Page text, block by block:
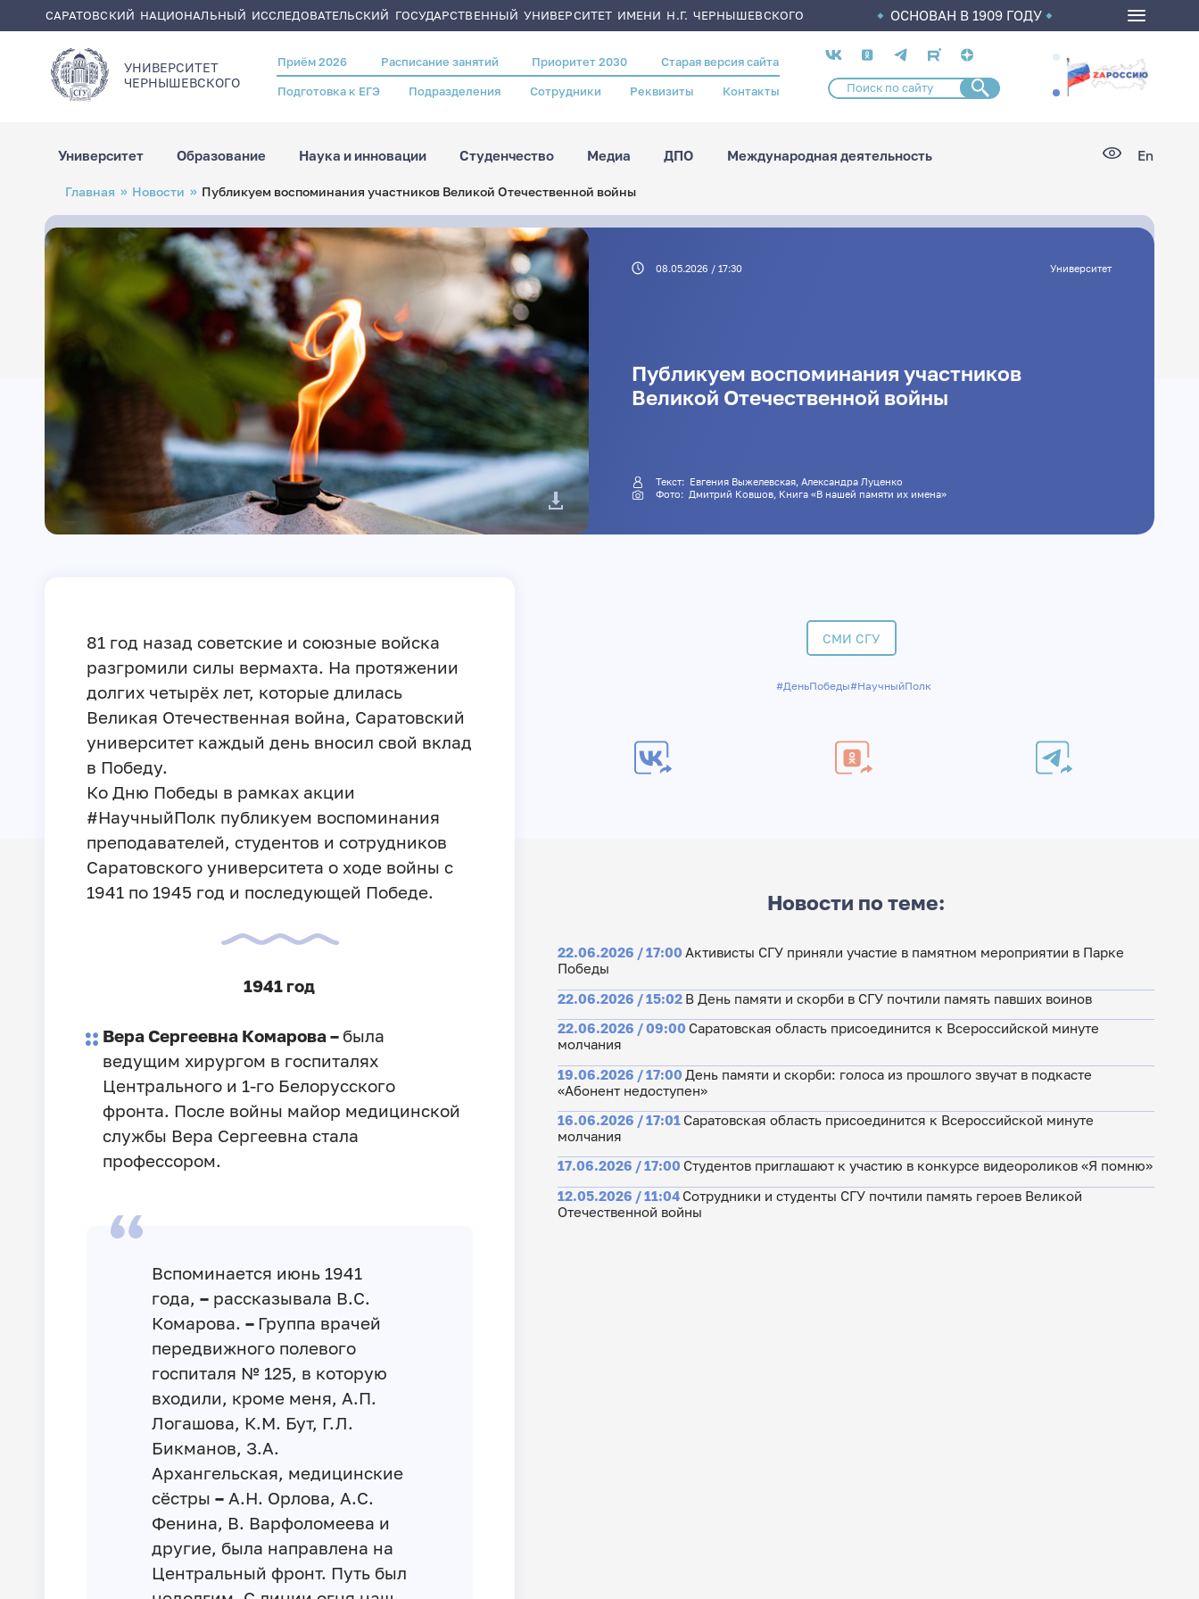
содержанию
САРАТОВСКИЙ НАЦИОНАЛЬНЫЙ ИССЛЕДОВАТЕЛЬСКИЙ ГОСУДАРСТВЕННЫЙ УНИВЕРСИТЕТ ИМЕНИ Н.Г. ЧЕРНЫШЕВСКОГО ОСНОВАН В 1909 ГОДУ
УНИВЕРСИТЕТ
ЧЕРНЫШЕВСКОГO
Header
menu
Приём 2026 Расписание занятий Приоритет 2030 Старая версия сайта
Подготовка к ЕГЭ Подразделения Сотрудники Реквизиты Контакты
Социальные
сети
Университет Образование Наука и инновации Студенчество Медиа ДПО Международная деятельность En
Строка
навигации
Главная Новости Публикуем воспоминания участников Великой Отечественной войны
08.05.2026 / 17:30 Университет
Публикуем воспоминания участников
Великой Отечественной войны
Текст: Евгения Выжелевская, Александра Луценко
Фото: Дмитрий Ковшов, Книга «В нашей памяти их имена»
81 год назад советские и союзные войска
разгромили силы вермахта. На протяжении
долгих четырёх лет, которые длилась
Великая Отечественная война, Саратовский
университет каждый день вносил свой вклад
в Победу.
Ко Дню Победы в рамках акции
#НаучныйПолк публикуем воспоминания
преподавателей, студентов и сотрудников
Саратовского университета о ходе войны с
1941 по 1945 год и последующей Победе.
1941 год
Вера Сергеевна Комарова – была
ведущим хирургом в госпиталях
Центрального и 1-го Белорусского
фронта. После войны майор медицинской
службы Вера Сергеевна стала
профессором.
Вспоминается июнь 1941
года, –рассказывала В.С.
Комарова. – Группа врачей
передвижного полевого
госпиталя № 125, в которую
входили, кроме меня, А.П.
Логашова, К.М. Бут, Г.Л.
Бикманов, З.А.
Архангельская, медицинские
сёстры –А.Н. Орлова, А.С.
Фенина, В. Варфоломеева и
другие, была направлена на
Центральный фронт. Путь был
СМИ СГУ
#ДеньПобеды#НаучныйПолк
Новости по теме:
22.06.2026 / 17:00 Активисты СГУ приняли участие в памятном мероприятии в Парке
Победы
22.06.2026 / 15:02 В День памяти и скорби в СГУ почтили память павших воинов
22.06.2026 / 09:00 Саратовская область присоединится к Всероссийской минуте
молчания
19.06.2026 / 17:00 День памяти и скорби: голоса из прошлого звучат в подкасте
«Абонент недоступен»
16.06.2026 / 17:01 Саратовская область присоединится к Всероссийской минуте
молчания
17.06.2026 / 17:00 Студентов приглашают к участию в конкурсе видеороликов «Я помню»
12.05.2026 / 11:04 Сотрудники и студенты СГУ почтили память героев Великой
Отечественной войны